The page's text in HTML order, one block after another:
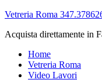
Vetreria Roma
Acquista direttamente in
Home
Vetreria Roma
Video Lavori